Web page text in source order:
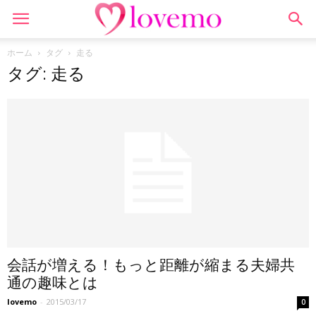
ホーム タグ 走る
タグ: 走る
会話が増える！もっと距離が縮まる夫婦共
通の趣味とは
lovemo - 2015/03/17 0